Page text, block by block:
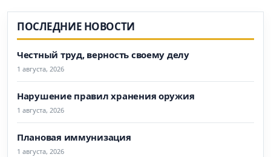
ПОСЛЕДНИЕ НОВОСТИ
Честный труд, верность своему делу
1 августа, 2026
Нарушение правил хранения оружия
1 августа, 2026
Плановая иммунизация
1 августа, 2026